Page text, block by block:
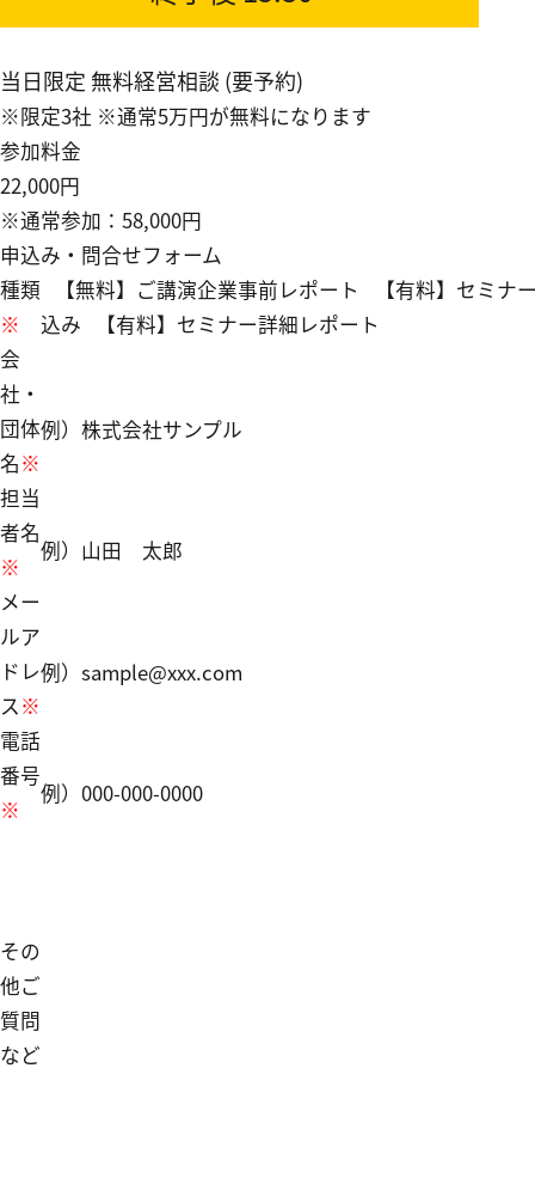
当日限定 無料経営相談 (要予約)
※限定3社 ※通常5万円が無料になります
参加料金
22,000円
※通常参加：58,000円
申込み・問合せフォーム
種類
※
【無料】ご講演企業事前レポート
【有料】セミナ
込み
【有料】セミナー詳細レポート
会
社・
団体
名※
例）株式会社サンプル
担当
者名
※
例）山田 太郎
メー
ルア
ドレ
ス※
例）sample@xxx.com
電話
番号
※
例）000-000-0000
その
他ご
質問
など